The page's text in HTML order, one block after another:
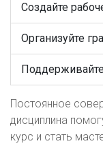
Создайте
Организуйте
Постоянное
дисциплина
курс и стать